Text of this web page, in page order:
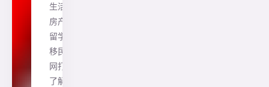
生活、
房产、
留学、
移民一
网打尽
了解留